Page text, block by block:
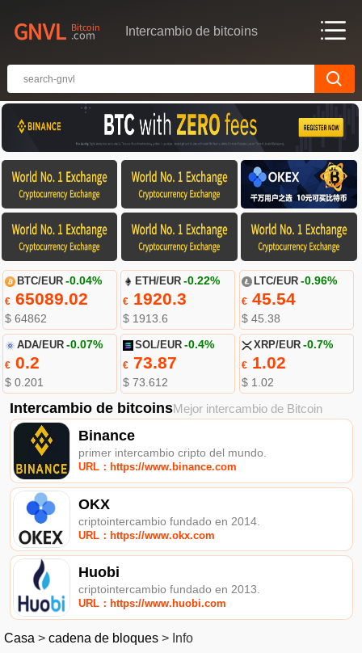
Intercambio de bitcoins
BTC/EUR -0.04%
€65089.02
$ 64862
ETH/EUR -0.22%
€ 1920.3
$ 1913.6
LTC/EUR -0.96%
€45.54
$ 45.38
ADA/EUR -0.07%
€0.2
$ 0.201
SOL/EUR -0.4%
€ 73.87
$ 73.612
XRP/EUR -0.7%
€1.02
$ 1.02
Intercambio de bitcoinsMejor intercambio de Bitcoin
Binance
primer intercambio cripto del mundo.
URL：https://www.binance.com
OKX
criptointercambio fundado en 2014.
URL：https://www.okx.com
Huobi
criptointercambio fundado en 2013.
URL：https://www.huobi.com
Casa > cadena de bloques > Info